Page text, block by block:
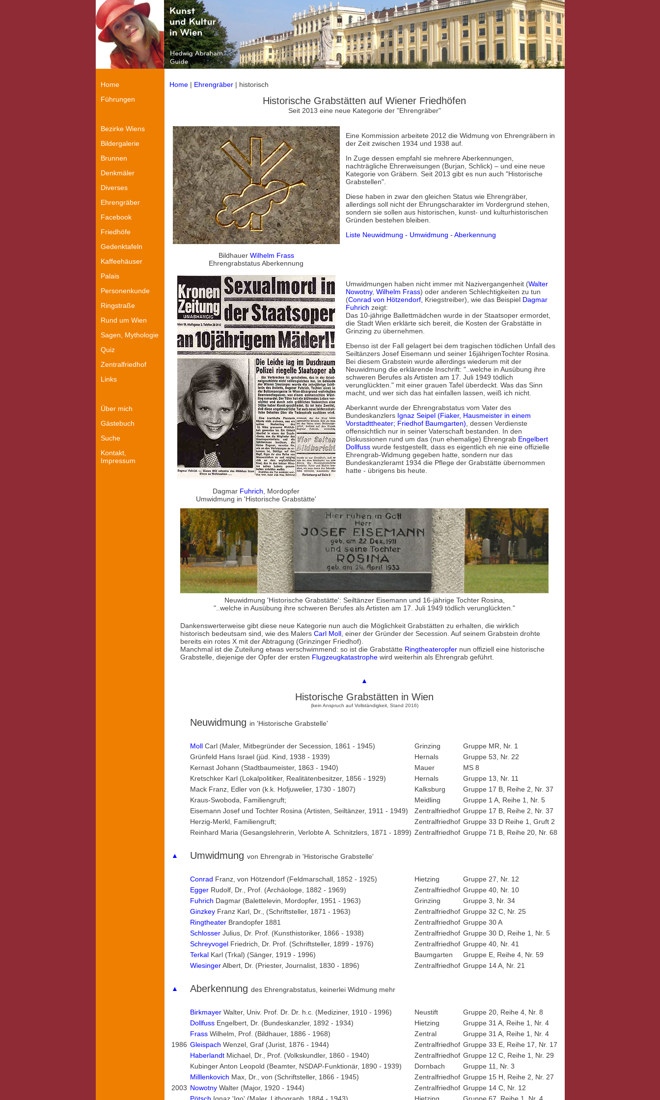
Home
Führungen
Bezirke Wiens
Bildergalerie
Brunnen
Denkmäler
Diverses
Ehrengräber
Facebook
Friedhöfe
Gedenktafeln
Kaffeehäuser
Palais
Personenkunde
Ringstraße
Rund um Wien
Sagen, Mythologie
Quiz
Zentralfriedhof
Links
Über mich
Gästebuch
Suche
Kontakt,
Impressum
Home| Ehrengräber | historisch
Historische Grabstätten auf Wiener Friedhöfen
Seit 2013 eine neue Kategorie der "Ehrengräber"
Eine Kommission arbeitete 2012 die Widmung von Ehrengräbern in
der Zeit zwischen 1934 und 1938 auf.
In Zuge dessen empfahl sie mehrere Aberkennungen,
nachträgliche Ehrerweisungen (Burjan, Schlick) – und eine neue
Kategorie von Gräbern. Seit 2013 gibt es nun auch "Historische
Grabstellen".
Diese haben in zwar den gleichen Status wie Ehrengräber,
allerdings soll nicht der Ehrungscharakter im Vordergrund stehen,
sondern sie sollen aus historischen, kunst- und kulturhistorischen
Gründen bestehen bleiben.
Liste Neuwidmung - Umwidmung - Aberkennung
Bildhauer Wilhelm Frass
Ehrengrabstatus Aberkennung
Umwidmungen haben nicht immer mit Nazivergangenheit (Walter
Nowotny, Wilhelm Frass) oder anderen Schlechtigkeiten zu tun
(Conrad von Hötzendorf, Kriegstreiber), wie das Beispiel Dagmar
Fuhrich zeigt:
Das 10-jährige Ballettmädchen wurde in der Staatsoper ermordet,
die Stadt Wien erklärte sich bereit, die Kosten der Grabstätte in
Grinzing zu übernehmen.
Ebenso ist der Fall gelagert bei dem tragischen tödlichen Unfall des
Seiltänzers Josef Eisemann und seiner 16jährigenTochter Rosina.
Bei diesem Grabstein wurde allerdings wiederum mit der
Neuwidmung die erklärende Inschrift: "..welche in Ausübung ihre
schweren Berufes als Artisten am 17. Juli 1949 tödlich
verunglückten." mit einer grauen Tafel überdeckt. Was das Sinn
macht, und wer sich das hat einfallen lassen, weiß ich nicht.
Aberkannt wurde der Ehrengrabstatus vom Vater des
Bundeskanzlers Ignaz Seipel (Fiaker, Hausmeister in einem
Vorstadttheater; Friedhof Baumgarten) , dessen Verdienste
offensichtlich nur in seiner Vaterschaft bestanden. In den
Diskussionen rund um das (nun ehemalige) Ehrengrab Engelbert
Dollfusswurde festgestellt, dass es eigentlich eh nie eine offizielle
Ehrengrab-Widmung gegeben hatte, sondern nur das
Bundeskanzleramt 1934 die Pflege der Grabstätte übernommen
hatte - übrigens bis heute.
Dagmar Fuhrich , Mordopfer
Umwidmung in 'Historische Grabstätte'
Neuwidmung 'Historische Grabstätte': Seiltänzer Eisemann und 16-jährige Tochter Rosina,
"..welche in Ausübung ihre schweren Berufes als Artisten am 17. Juli 1949 tödlich verunglückten."
Dankenswerterweise gibt diese neue Kategorie nun auch die Möglichkeit Grabstätten zu erhalten, die wirklich
historisch bedeutsam sind, wie des Malers Carl Moll , einer der Gründer der Secession. Auf seinem Grabstein drohte
bereits ein rotes X mit der Abtragung (Grinzinger Friedhof).
Manchmal ist die Zuteilung etwas verschwimmend: so ist die Grabstätte Ringtheateropfer nun offiziell eine historische
Grabstelle, diejenige der Opfer der ersten Flugzeugkatastrophe wird weiterhin als Ehrengrab geführt.
▲
Historische Grabstätten in Wien
(kein Anspruch auf Vollständigkeit, Stand 2016)
Neuwidmung in 'Historische Grabstelle'
Moll Carl (Maler, Mitbegründer der Secession, 1861 - 1945) Grinzing
Gruppe MR, Nr. 1
Grünfeld Hans Israel (jüd. Kind, 1938 - 1939)
Hernals
Gruppe 53, Nr. 22
Kernast Johann (Stadtbaumeister, 1863 - 1940)
Mauer
MS 8
Kretschker Karl (Lokalpolitiker, Realitätenbesitzer, 1856 - 1929)
Hernals
Gruppe 13, Nr. 11
Mack Franz, Edler von (k.k. Hofjuwelier, 1730 - 1807)
Kalksburg
Gruppe 17 B, Reihe 2, Nr. 37
Kraus-Swoboda, Familiengruft;
Meidling
Gruppe 1 A, Reihe 1, Nr. 5
Eisemann Josef und Tochter Rosina (Artisten, Seiltänzer, 1911 - 1949)
Zentralfriedhof Gruppe 17 B, Reihe 2, Nr. 37
Herzig-Merkl, Familiengruft;
Zentralfriedhof Gruppe 33 D Reihe 1, Gruft 2
Reinhard Maria (Gesangslehrerin, Verlobte A. Schnitzlers, 1871 - 1899) Zentralfriedhof Gruppe 71 B, Reihe 20, Nr. 68
▲ Umwidmung von Ehrengrab in 'Historische Grabstelle'
Conrad Franz, von Hötzendorf (Feldmarschall, 1852 - 1925) Hietzing
Gruppe 27, Nr. 12
Egger Rudolf, Dr., Prof. (Archäologe, 1882 - 1969) Zentralfriedhof Gruppe 40, Nr. 10
Fuhrich Dagmar (Balettelevin, Mordopfer, 1951 - 1963) Grinzing
Gruppe 3, Nr. 34
Ginzkey Franz Karl, Dr., (Schriftsteller, 1871 - 1963) Zentralfriedhof Gruppe 32 C, Nr. 25
Ringtheater Brandopfer 1881 Zentralfriedhof Gruppe 30 A
Schlosser Julius, Dr. Prof. (Kunsthistoriker, 1866 - 1938) Zentralfriedhof Gruppe 30 D, Reihe 1, Nr. 5
Schreyvogel Friedrich, Dr. Prof. (Schriftsteller, 1899 - 1976) Zentralfriedhof Gruppe 40, Nr. 41
Terkal Karl (Trkal) (Sänger, 1919 - 1996) Baumgarten
Gruppe E, Reihe 4, Nr. 59
WiesingerAlbert, Dr. (Priester, Journalist, 1830 - 1896) Zentralfriedhof Gruppe 14 A, Nr. 21
▲ Aberkennung des Ehrengrabstatus, keinerlei Widmung mehr
Birkmayer Walter, Univ. Prof. Dr. Dr. h.c. (Mediziner, 1910 - 1996) Neustift
Gruppe 20, Reihe 4, Nr. 8
Dollfuss Engelbert, Dr. (Bundeskanzler, 1892 - 1934) Hietzing
Gruppe 31 A, Reihe 1, Nr. 4
Frass Wilhelm, Prof. (Bildhauer, 1886 - 1968) Zentral
Gruppe 31 A, Reihe 1, Nr. 4
1986 Gleispach Wenzel, Graf (Jurist, 1876 - 1944) Zentralfriedhof Gruppe 33 E, Reihe 17, Nr. 17
Haberlandt Michael, Dr., Prof. (Volkskundler, 1860 - 1940) Zentralfriedhof Gruppe 12 C, Reihe 1, Nr. 29
Kubinger Anton Leopold (Beamter, NSDAP-Funktionär, 1890 - 1939)
Dornbach
Gruppe 11, Nr. 3
Milllenkovich Max, Dr., von (Schriftsteller, 1866 - 1945) Zentralfriedhof Gruppe 15 H, Reihe 2, Nr. 27
2003 Nowotny Walter (Major, 1920 - 1944) Zentralfriedhof Gruppe 14 C, Nr. 12